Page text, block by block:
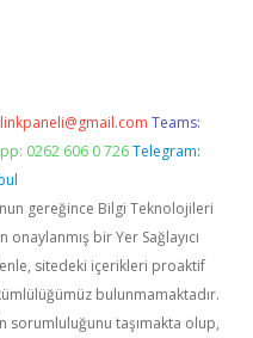
Teams:
0262 606 0 726 Telegram:
gereğince Bilgi Teknolojileri
bir Yer Sağlayıcı
sitedeki içerikleri proaktif
bulunmamaktadır.
sorumluluğunu taşımakta olup,